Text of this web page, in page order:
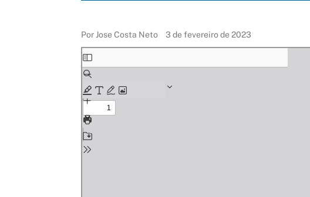
Por Jose Costa Neto 3 de fevereiro de 2023
Skip
to
PDF
content